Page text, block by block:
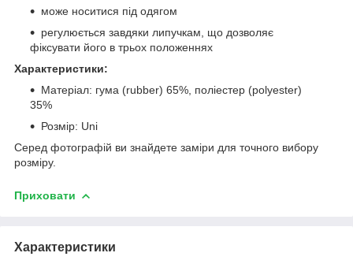
може носитися під одягом
регулюється завдяки липучкам, що дозволяє
фіксувати його в трьох положеннях
Характеристики:
Матеріал: гума (rubber) 65%, поліестер (polyester)
35%
Розмір: Uni
Серед фотографій ви знайдете заміри для точного вибору
розміру.
Приховати
Характеристики